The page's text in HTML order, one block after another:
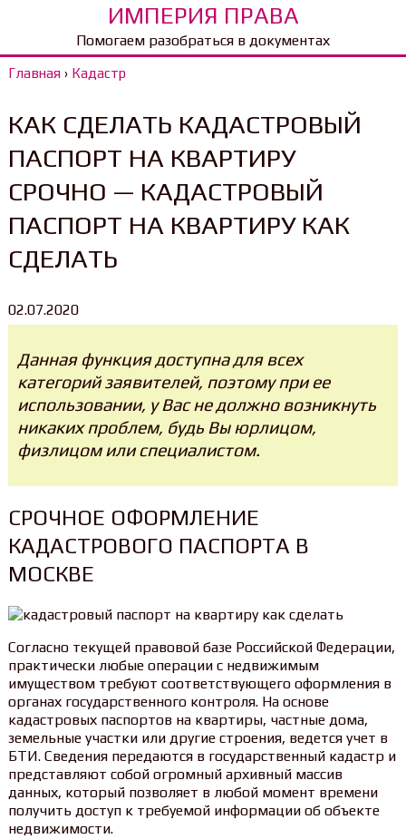
ИМПЕРИЯ ПРАВА
Помогаем разобраться в документах
Главная› Кадастр
КАК СДЕЛАТЬ КАДАСТРОВЫЙ
ПАСПОРТ НА КВАРТИРУ
СРОЧНО — КАДАСТРОВЫЙ
ПАСПОРТ НА КВАРТИРУ КАК
СДЕЛАТЬ
02.07.2020
Данная функция доступна для всех
категорий заявителей, поэтому при ее
использовании, у Вас не должно возникнуть
никаких проблем, будь Вы юрлицом,
физлицом или специалистом.
СРОЧНОЕ ОФОРМЛЕНИЕ
КАДАСТРОВОГО ПАСПОРТА В
МОСКВЕ
Согласно текущей правовой базе Российской Федерации,
практически любые операции с недвижимым
имуществом требуют соответствующего оформления в
органах государственного контроля. На основе
кадастровых паспортов на квартиры, частные дома,
земельные участки или другие строения, ведется учет в
БТИ. Сведения передаются в государственный кадастр и
представляют собой огромный архивный массив
данных, который позволяет в любой момент времени
получить доступ к требуемой информации об объекте
недвижимости.